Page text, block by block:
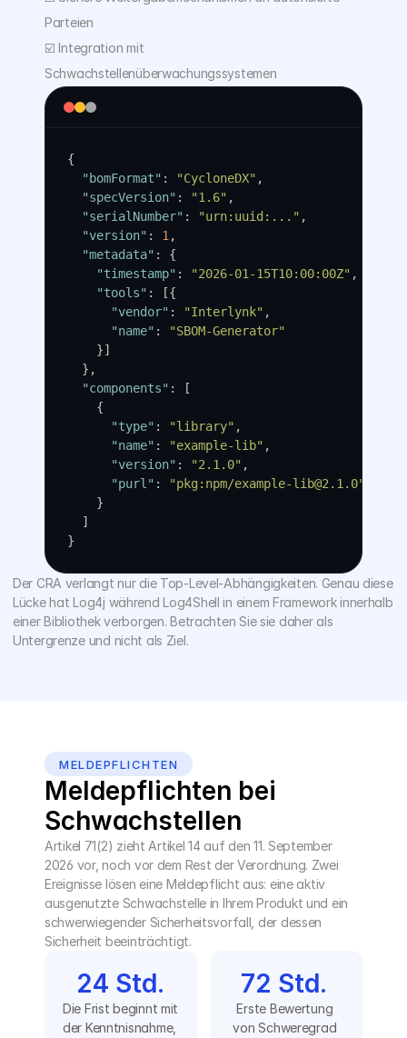
Parteien
☑️ Integration mit
Schwachstellenüberwachungssystemen
{
"bomFormat" : "CycloneDX" ,
"specVersion" : "1.6" ,
"serialNumber" : "urn:uuid:..." ,
"version" : 1 ,
"metadata" : {
"timestamp" : "2026-01-15T10:00:00Z" ,
"tools" : [{
"vendor" : "Interlynk" ,
"name" :
"SBOM-Generator"
    }]
  },
"components" : [
    {
"type" : "library" ,
"name" : "example-lib" ,
"version" : "2.1.0" ,
"purl" :
"pkg:npm/example-lib@2.1.0"
    }
  ]
}
Der CRA verlangt nur die Top-Level-Abhängigkeiten. Genau diese
Lücke hat Log4j während Log4Shell in einem Framework innerhalb
einer Bibliothek verborgen. Betrachten Sie sie daher als
Untergrenze und nicht als Ziel.
MELDEPFLICHTEN
Meldepflichten bei
Schwachstellen
Artikel 71(2) zieht Artikel 14 auf den 11. September
2026 vor, noch vor dem Rest der Verordnung. Zwei
Ereignisse lösen eine Meldepflicht aus: eine aktiv
ausgenutzte Schwachstelle in Ihrem Produkt und ein
schwerwiegender Sicherheitsvorfall, der dessen
Sicherheit beeinträchtigt.
24 Std.
Die Frist beginnt mit
der Kenntnisnahme,
72 Std.
Erste Bewertung
von Schweregrad